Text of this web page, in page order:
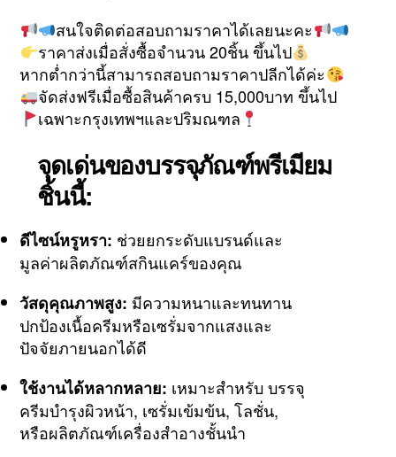
สนใจติดต่อสอบถามราคาได้เลยนะคะ
ราคาส่งเมื่อสั่งซื้อจำนวน 20ชิ้น ขึ้นไป
หากต่ำกว่านี้สามารถสอบถามราคาปลีกได้ค่ะ
จัดส่งฟรีเมื่อซื้อสินค้าครบ 15,000บาท ขึ้นไป
เฉพาะกรุงเทพฯและปริมณฑล
จุดเด่นของบรรจุภัณฑ์พรีเมียม
ชิ้นนี้:
ดีไซน์หรูหรา: ช่วยยกระดับแบรนด์และ
มูลค่าผลิตภัณฑ์สกินแคร์ของคุณ
วัสดุคุณภาพสูง: มีความหนาและทนทาน
ปกป้องเนื้อครีมหรือเซรั่มจากแสงและ
ปัจจัยภายนอกได้ดี
ใช้งานได้หลากหลาย: เหมาะสำหรับ บรรจุ
ครีมบำรุงผิวหน้า, เซรั่มเข้มข้น, โลชั่น,
หรือผลิตภัณฑ์เครื่องสำอางชั้นนำ